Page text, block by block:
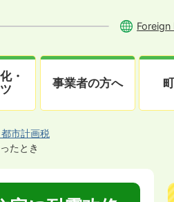
Foreign
・
事業者の方へ
市計画税
たとき